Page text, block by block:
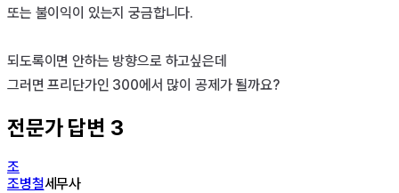
또는 불이익이 있는지 궁금합니다.
되도록이면 안하는 방향으로 하고싶은데
그러면 프리단가인 300에서 많이 공제가 될까요?
전문가 답변 3
조
조병철세무사